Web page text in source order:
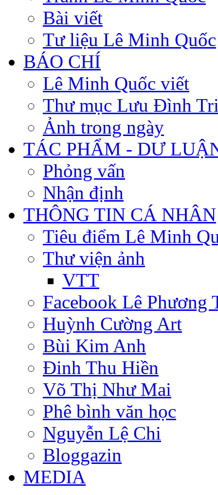
Bài viết
Tư liệu Lê Minh Quốc
BÁO CHÍ
Lê Minh Quốc viết
Thư mục Lưu Đình
Ảnh trong ngày
TÁC PHẨM - DƯ
Phỏng vấn
Nhận định
THÔNG TIN CÁ NHÂN
Tiêu điểm Lê Minh
Thư viện ảnh
VTT
Facebook Lê Phương
Huỳnh Cường Art
Bùi Kim Anh
Đinh Thu Hiền
Võ Thị Như Mai
Phê bình văn học
Nguyễn Lệ Chi
Bloggazin
MEDIA